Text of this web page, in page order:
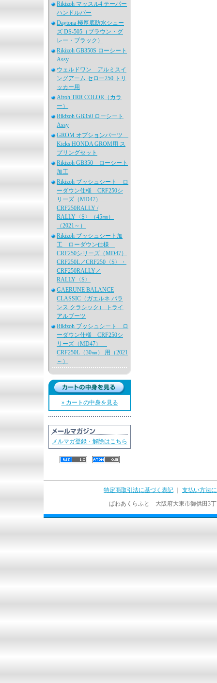
Rikizoh マッスル4 テーパー
ハンドルバー
Daytona 極厚底防水シュー
ズ DS-505（ブラウン・グ
レー・ブラック）
Rikizoh GB350S ローシート
Assy
ウェルドワン アルミスイ
ングアーム セロー250 トリ
ッカー用
Airoh TRR COLOR（カラ
ー）
Rikizoh GB350 ローシート
Assy
GROM オプションパーツ
Kicks HONDA GROM用 ス
プリングセット
Rikizoh GB350 ローシート
加工
Rikizoh ブッシュシート ロ
ーダウン仕様 CRF250シ
リーズ（MD47）
CRF250RALLY /
RALLY〈S〉（45㎜）
（2021～）
Rikizoh ブッシュシート加
工 ローダウン仕様
CRF250シリーズ（MD47）
CRF250L／CRF250〈S〉・
CRF250RALLY／
RALLY〈S〉
GAERUNE BALANCE
CLASSIC（ガエルネ バラ
ンス クラシック） トライ
アルブーツ
Rikizoh ブッシュシート ロ
ーダウン仕様 CRF250シ
リーズ（MD47）
CRF250L（30㎜） 用（2021
～）
» カートの中身を見る
メルマガ登録・解除はこちら
特定商取引法に基づく表記
支払い方法
ぱわあくらふと 大阪府大東市御供田3